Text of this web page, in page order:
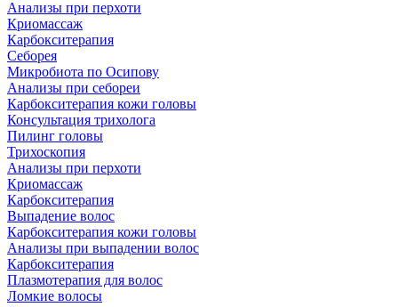
Анализы при перхоти
Криомассаж
Карбокситерапия
Себорея
Микробиота по Осипову
Анализы при себореи
Карбокситерапия кожи головы
Консультация трихолога
Пилинг головы
Трихоскопия
Анализы при перхоти
Криомассаж
Карбокситерапия
Выпадение волос
Карбокситерапия кожи головы
Анализы при выпадении волос
Карбокситерапия
Плазмотерапия для волос
Ломкие волосы